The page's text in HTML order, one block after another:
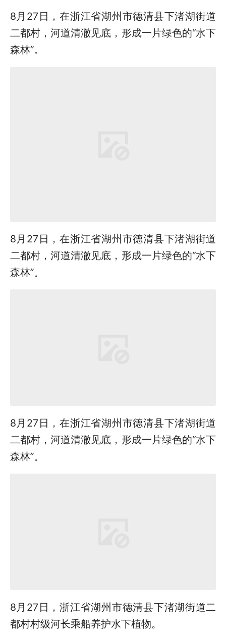
8月27日，在浙江省湖州市德清县下渚湖街道
二都村，河道清澈见底，形成一片绿色的“水下
森林”。
8月27日，在浙江省湖州市德清县下渚湖街道
二都村，河道清澈见底，形成一片绿色的“水下
森林”。
8月27日，在浙江省湖州市德清县下渚湖街道
二都村，河道清澈见底，形成一片绿色的“水下
森林”。
8月27日，浙江省湖州市德清县下渚湖街道二
都村村级河长乘船养护水下植物。